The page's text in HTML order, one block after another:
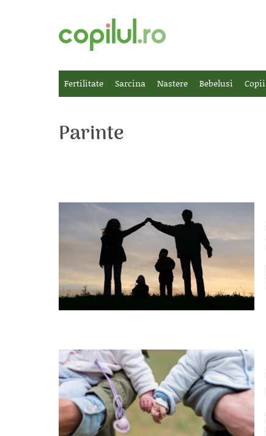
Fertilitate Sarcina Nastere Bebelusi Copii
Parinte